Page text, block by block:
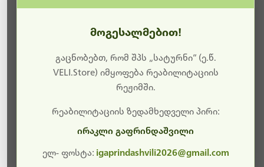
ბოდიშს გიხდით შეფერხებისთვის. ამჟამად
მიმდინარეობს საიტის განახლება და ტექნიკური
სამუშაოები.
მალე ისევ ხელმისაწვდომი იქნება. გმადლობთ
მოგესალმებით!
გაცნობებთ, რომ შპს „სატურნი“ (ე.წ.
VELI.Store) იმყოფება რეაბილიტაციის
რეჟიმში.
რეაბილიტაციის ზედამხედველი პირი:
ირაკლი გაფრინდაშვილი
ელ- ფოსტა: igaprindashvili2026@gmail.com